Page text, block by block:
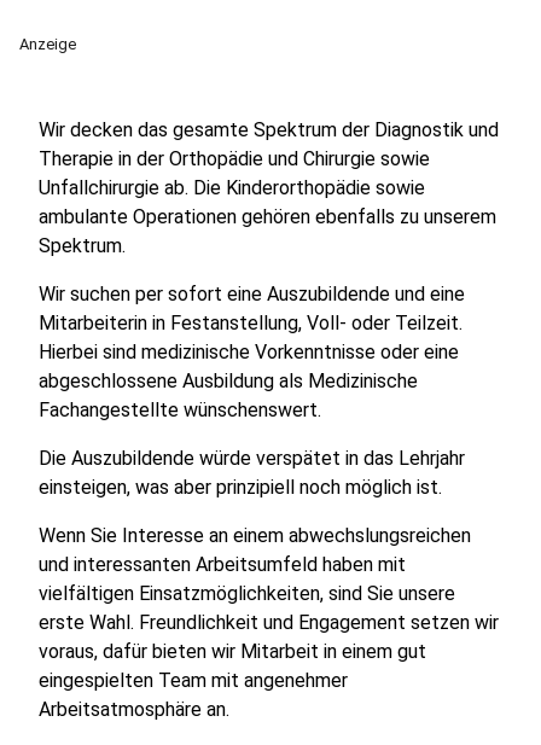
Anzeige
Wir decken das gesamte Spektrum der Diagnostik und
Therapie in der Orthopädie und Chirurgie sowie
Unfallchirurgie ab. Die Kinderorthopädie sowie
ambulante Operationen gehören ebenfalls zu unserem
Spektrum.
Wir suchen per sofort eine Auszubildende und eine
Mitarbeiterin in Festanstellung, Voll- oder Teilzeit.
Hierbei sind medizinische Vorkenntnisse oder eine
abgeschlossene Ausbildung als Medizinische
Fachangestellte wünschenswert.
Die Auszubildende würde verspätet in das Lehrjahr
einsteigen, was aber prinzipiell noch möglich ist.
Wenn Sie Interesse an einem abwechslungsreichen
und interessanten Arbeitsumfeld haben mit
vielfältigen Einsatzmöglichkeiten, sind Sie unsere
erste Wahl. Freundlichkeit und Engagement setzen wir
voraus, dafür bieten wir Mitarbeit in einem gut
eingespielten Team mit angenehmer
Arbeitsatmosphäre an.